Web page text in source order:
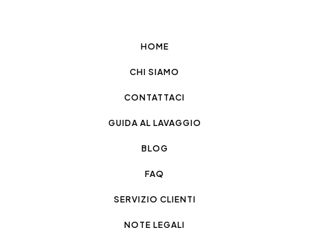
HOME
CHI SIAMO
CONTATTACI
GUIDA AL LAVAGGIO
BLOG
FAQ
SERVIZIO CLIENTI
NOTE LEGALI